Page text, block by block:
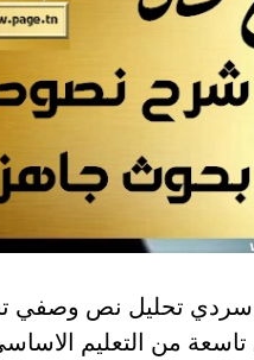
تحليل نص وصفي
من التعليم